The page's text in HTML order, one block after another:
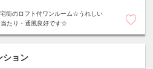
街のロフト付ワンルーム☆うれしい
たり・通風良好です☆
ション